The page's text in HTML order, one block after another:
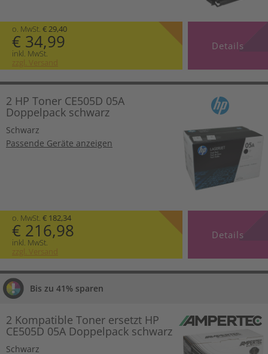
o. MwSt. € 29,40
€ 34,99
inkl. MwSt.
zzgl. Versand
Details
2 HP Toner CE505D 05A
Doppelpack schwarz
Schwarz
Passende Geräte anzeigen
o. MwSt. € 182,34
€ 216,98
inkl. MwSt.
zzgl. Versand
Details
Bis zu 41% sparen
2 Kompatible Toner ersetzt HP
CE505D 05A Doppelpack schwarz
Schwarz